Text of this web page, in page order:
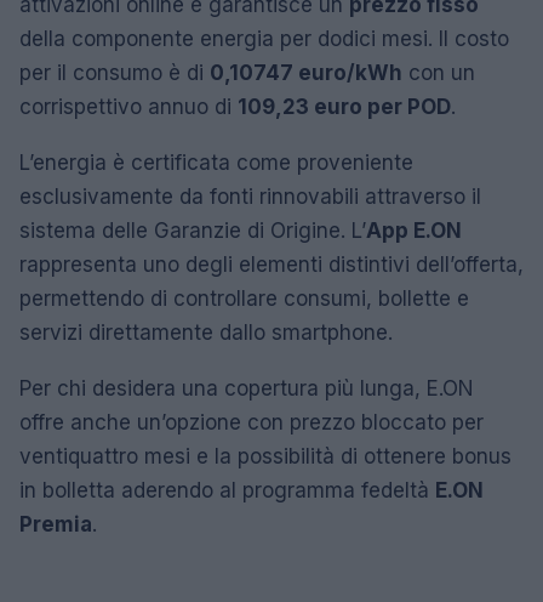
attivazioni online e garantisce un prezzo fisso
della componente energia per dodici mesi. Il costo
per il consumo è di 0,10747 euro/kWh con un
corrispettivo annuo di 109,23 euro per POD.
L’energia è certificata come proveniente
esclusivamente da fonti rinnovabili attraverso il
sistema delle Garanzie di Origine. L’App E.ON
rappresenta uno degli elementi distintivi dell’offerta,
permettendo di controllare consumi, bollette e
servizi direttamente dallo smartphone.
Per chi desidera una copertura più lunga, E.ON
offre anche un’opzione con prezzo bloccato per
ventiquattro mesi e la possibilità di ottenere bonus
in bolletta aderendo al programma fedeltà E.ON
Premia.